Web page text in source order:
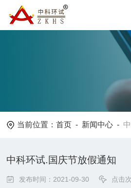
当前位置：首页 - 新闻中心 -
中科环试.国庆节放假通知
发布时间：2021-09-30 点击